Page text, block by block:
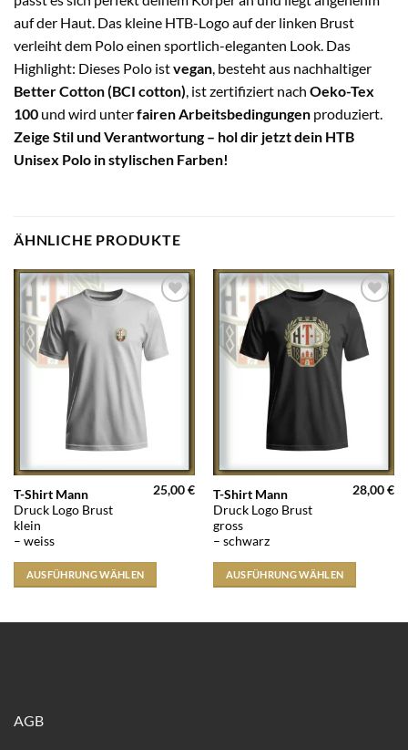
auf der Haut. Das kleine HTB-Logo auf der linken Brust
verleiht dem Polo einen sportlich-eleganten Look. Das
Highlight: Dieses Polo istvegan , besteht aus nachhaltiger
Better Cotton (BCI cotton) , ist zertifiziert nach Oeko-Tex
100 und wird unterfairen Arbeitsbedingungen produziert.
Zeige Stil und Verantwortung – hol dir jetzt dein HTB
Unisex Polo in stylischen Farben!
ÄHNLICHE PRODUKTE
Auf die
Wunschliste
T-Shirt Mann
Druck Logo Brust
klein
– weiss
25,00€
AUSFÜHRUNG WÄHLEN
Dieses
Produkt
weist
mehrere
Varianten
auf.
Optionen
gewählt
Auf die
Wunschliste
T-Shirt Mann
Druck Logo Brust
gross
– schwarz
28,00€
AUSFÜHRUNG WÄHLEN
Dieses
Produkt
weist
mehrere
Varianten
auf.
Optionen
AGB